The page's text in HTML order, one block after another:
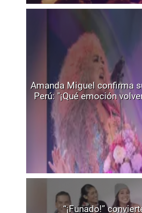
Amanda Miguel confirma
Perú: "¡Qué emoción
“¡Funado!”